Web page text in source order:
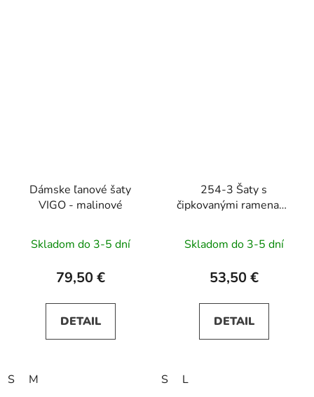
Dámske ľanové šaty
VIGO - malinové
Skladom do 3-5 dní
79,50 €
DETAIL
S M
254-3 Šaty s
čipkovanými ramenami
Skladom do 3-5 dní
53,50 €
DETAIL
S L